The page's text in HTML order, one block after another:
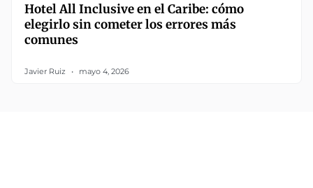
Hotel All Inclusive en el Caribe: cómo
elegirlo sin cometer los errores más
comunes
Javier Ruiz mayo 4, 2026